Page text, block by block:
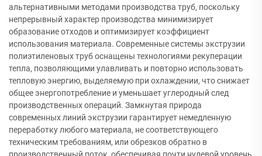
альтернативными методами производства труб, поскольку
непрерывный характер производства минимизирует
образование отходов и оптимизирует коэффициент
использования материала. Современные системы экструзии
полиэтиленовых труб оснащены технологиями рекуперации
тепла, позволяющими улавливать и повторно использовать
тепловую энергию, выделяемую при охлаждении, что снижает
общее энергопотребление и уменьшает углеродный след
производственных операций. Замкнутая природа
современных линий экструзии гарантирует немедленную
переработку любого материала, не соответствующего
техническим требованиям, или обрезков обратно в
производственный поток, обеспечивая почти нулевой уровень